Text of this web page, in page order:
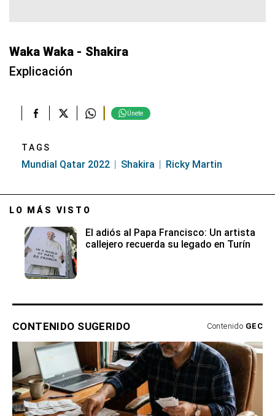
Waka Waka - Shakira
Explicación
Únete
TAGS
Mundial Qatar 2022 Shakira Ricky Martin
LO MÁS VISTO
El adiós al Papa Francisco: Un artista
callejero recuerda su legado en Turín
CONTENIDO SUGERIDO Contenido GEC